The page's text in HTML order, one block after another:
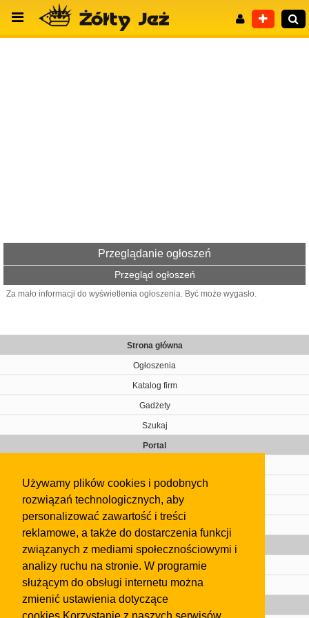
Używamy plików cookies i podobnych
rozwiązań technologicznych, aby
personalizować zawartość i treści
reklamowe, a także do dostarczenia funkcji
związanych z mediami społecznościowymi i
analizy ruchu na stronie. W programie
służącym do obsługi internetu można
zmienić ustawienia dotyczące
Przeglądanie ogłoszeń
Przegląd ogłoszeń
Za mało informacji do wyświetlenia ogłoszenia. Być może wygasło.
Strona główna
Ogłoszenia
Katalog firm
Gadżety
Szukaj
Portal
Kontakt
Regulamin
Gazeta
Olkusz
Kontakt
Strefa dla biznesu